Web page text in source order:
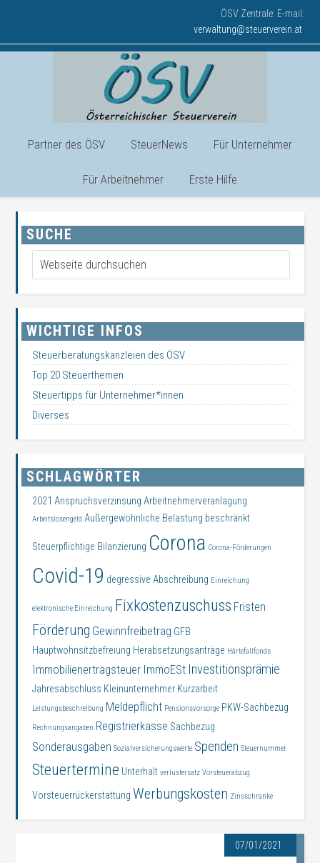
ÖSV Zentrale: E-mail:
verwaltung@steuerverein.at
Partner des ÖSV SteuerNews Für Unternehmer
Für Arbeitnehmer Erste Hilfe
07/01/2021
SUCHE
WICHTIGE INFOS
Steuerberatungskanzleien des ÖSV
Top 20 Steuerthemen
Steuertipps für Unternehmer*innen
Diverses
SCHLAGWÖRTER
2021 Anspruchsverzinsung Arbeitnehmerveranlagung
Arbeitslosengeld Außergewöhnliche Belastung beschränkt
Steuerpflichtige Bilanzierung Corona Corona-Förderungen
Covid-19 degressive Abschreibung Einreichung
elektronische Einreichung Fixkostenzuschuss Fristen
Förderung Gewinnfreibetrag GFB
Hauptwohnsitzbefreiung Herabsetzungsanträge Härtefallfonds
Immobilienertragsteuer ImmoESt Investitionsprämie
Jahresabschluss Kleinunternehmer Kurzarbeit
Leistungsbeschreibung Meldepflicht Pensionsvorsorge PKW-Sachbezug
Rechnungsangaben Registrierkasse Sachbezug
Sonderausgaben Sozialversicherungswerte Spenden Steuernummer
Steuertermine Unterhalt verlustersatz Vorsteuerabzug
Vorsteuerrückerstattung Werbungskosten Zinsschranke